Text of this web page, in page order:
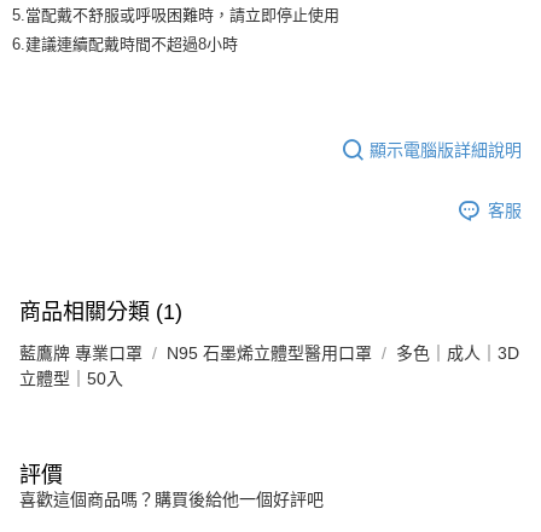
5.當配戴不舒服或呼吸困難時，請立即停止使用
6.建議連續配戴時間不超過8小時
顯示電腦版詳細說明
客服
商品相關分類 (1)
藍鷹牌 專業口罩 N95 石墨烯立體型醫用口罩
多色｜成人｜3D
立體型｜50入
評價
喜歡這個商品嗎？購買後給他一個好評吧